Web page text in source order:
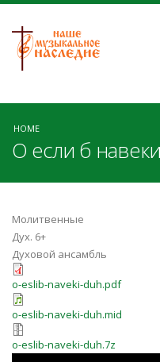
HOME
О если б
Молитвенные
Дух. 6+
Духовой ансамбль
o-eslib-naveki-duh.pdf
o-eslib-naveki-duh.mid
o-eslib-naveki-duh.7z